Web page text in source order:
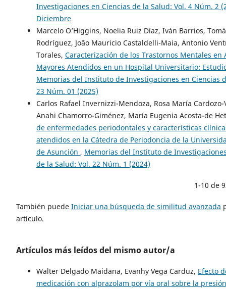
Investigaciones en Ciencias de la Salud: Vol. 4 Núm. 2
Diciembre
Marcelo O’Higgins, Noelia Ruiz Díaz, Iván Barrios,
Rodríguez, João Mauricio Castaldelli-Maia, Antonio
Torales, Caracterización de los Trastornos Mentales en
Mayores Atendidos en un Hospital Universitario:
Memorias del Instituto de Investigaciones en Ciencias
23 Núm. 01 (2025)
Carlos Rafael Invernizzi-Mendoza, Rosa María Cardozo-
Anahi Chamorro-Giménez, María Eugenia Acosta-de
de enfermedades periodontales y características
atendidos en la Cátedra de Periodoncia de la
de Asunción , Memorias del Instituto de
de la Salud: Vol. 22 Núm. 1 (2024)
1-10 de
También puede Iniciar una búsqueda de similitud avanzada
artículo.
Artículos más leídos del mismo autor/a
Walter Delgado Maidana, Evanhy Vega Carduz, Efecto
medicación con alprazolam por vía oral sobre la